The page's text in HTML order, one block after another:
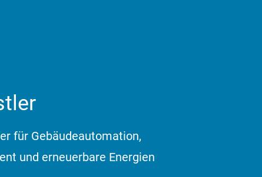
für Gebäudeautomation,
und erneuerbare Energien